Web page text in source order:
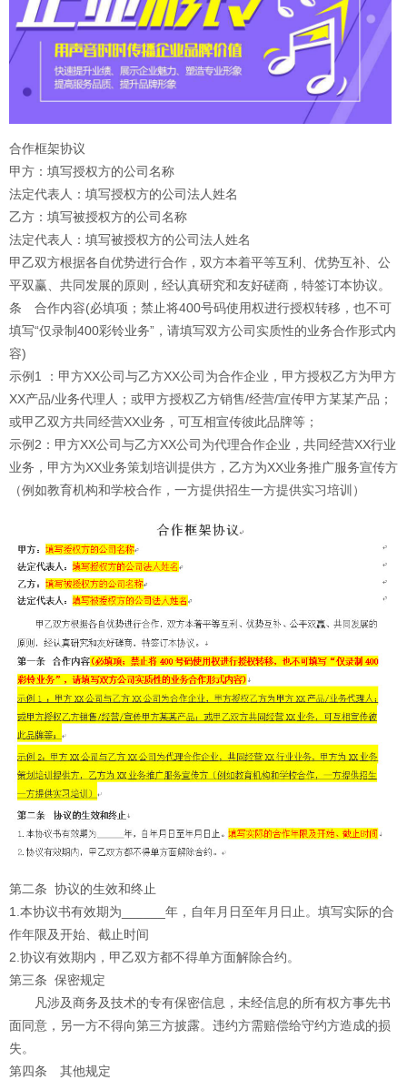
合作框架协议
甲方：填写授权方的公司名称
法定代表人：填写授权方的公司法人姓名
乙方：填写被授权方的公司名称
法定代表人：填写被授权方的公司法人姓名
甲乙双方根据各自优势进行合作，双方本着平等互利、优势互补、公
平双赢、共同发展的原则，经认真研究和友好磋商，特签订本协议。
条 合作内容(必填项；禁止将400号码使用权进行授权转移，也不可
填写“仅录制400彩铃业务”，请填写双方公司实质性的业务合作形式内
容)
示例1 ：甲方XX公司与乙方XX公司为合作企业，甲方授权乙方为甲方
XX产品/业务代理人；或甲方授权乙方销售/经营/宣传甲方某某产品；
或甲乙双方共同经营XX业务，可互相宣传彼此品牌等；
示例2：甲方XX公司与乙方XX公司为代理合作企业，共同经营XX行业
业务，甲方为XX业务策划培训提供方，乙方为XX业务推广服务宣传方
（例如教育机构和学校合作，一方提供招生一方提供实习培训）
第二条 协议的生效和终止
1.本协议书有效期为______年，自年月日至年月日止。填写实际的合
作年限及开始、截止时间
2.协议有效期内，甲乙双方都不得单方面解除合约。
第三条 保密规定
凡涉及商务及技术的专有保密信息，未经信息的所有权方事先书
面同意，另一方不得向第三方披露。违约方需赔偿给守约方造成的损
失。
第四条 其他规定